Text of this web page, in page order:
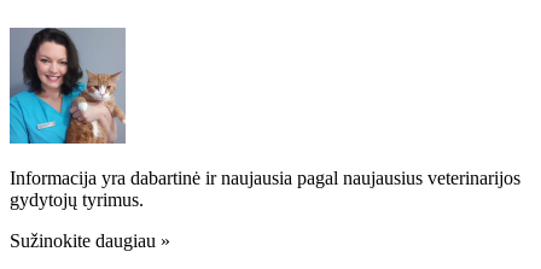
Informacija yra dabartinė ir naujausia pagal naujausius veterinarijos
gydytojų tyrimus.
Sužinokite daugiau »